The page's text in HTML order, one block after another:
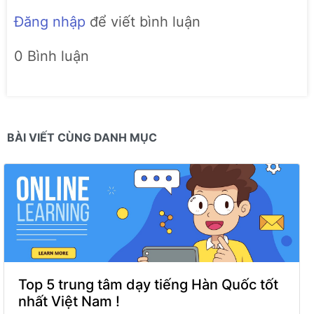
Đăng nhập để viết bình luận
0 Bình luận
BÀI VIẾT CÙNG DANH MỤC
Top 5 trung tâm dạy tiếng Hàn Quốc tốt
nhất Việt Nam !